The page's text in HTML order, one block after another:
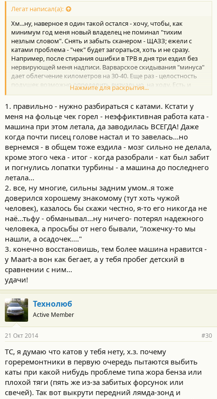
Легат написал(а):
Хм...ну, наверное я один такой остался - хочу, чтобы, как
минимум год меня новый владелец не поминал "тихим
незлым словом". Снять и забыть сканером - ЩАЗЗ; ежели с
катами проблема - "чек" будет загораться, хоть и не сразу.
Например, после стирания ошибки в ТРВ я дня три ездил без
нервирующей меня надписи. Варварское скидывания "минуса"
дает облегчение километров на 30-40. Еще раз - целостность
подушек возможно определить визуально, на ходу. Есть и
другие способы - например, попросить тронуться при
открытом капоте - убитая опора обязательно себя покажет
небольшим перемещением двигателя, которое несложно
отличить от обычного смещения в результате инерции.
Предвижу вопрос - ежели, такой умный, куда смотрел?
Отвечаю - не увидев характерных следов восстановления по
кузову, проверив состояние крестовины, мостов, правда, в
чистой одежде не имея возможность сделать полную
проверку - доверился тому, что машина клубная, с
вывешенным перечнем работ по ТО. Да и форум Хаев я,
предварительно, месяца три изучал. В общем, что сделано, то
сделано - машина мне нравится, так что, потихоньку
восстановлю и нормальную магнитолу еще вколхожу
Нажмите для раскрытия...
1. правильно - нужно разбираться с катами. Кстати у
меня на фольце чек горел - неэффиктивная работа ката -
машина при этом летала, да заводилась ВСЕГДА! Даже
когда почти писец голове настал и то завелась...но
вернемся - в общем тоже ездила - мозг сильно не делала,
кроме этого чека - итог - когда разобрали - кат был забит
и погнулись лопатки турбины - а машина до последнего
летала...
2. все, ну многие, сильны задним умом..я тоже
доверился хорошему знакомому (тут хоть чужой
человек), казалось бы скажи честно, я-то его никогда не
наё...тьфу - обманывал...ну ничего- потерял надежного
человека, а просьбы от него бывали, "ложечку-то мы
нашли, а осадочек...."
3. конечно восстановишь, тем более машина нравится -
у Мааrt-а вон как бегает, а у тебя пробег детский в
сравнении с ним...
удачи!
Технолюб
Active Member
21 Окт 2014 #30
ТС, я думаю что катов у тебя нету, х.з. почему
гореремонтники в первую очередь пытаются выбить
каты при какой нибудь проблеме типа жора бенза или
плохой тяги (пять же из-за забитых форсунок или
свечей). Так вот выкрути передний лямда-зонд и